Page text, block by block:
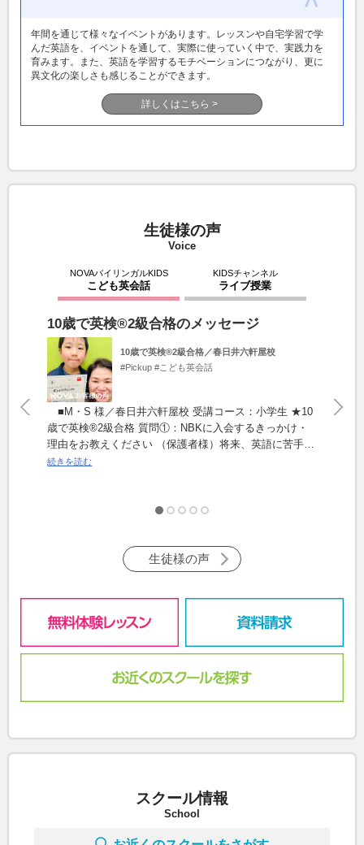
年間を通じて様々なイベントがあります。レッスンや自宅学習で学
んだ英語を、イベントを通して、実際に使っていく中で、実践力を
育みます。また、英語を学習するモチベーションにつながり、更に
異文化の楽しさも感じることができます。
詳しくはこちら >
生徒様の声
Voice
NOVAバイリンガルKIDS
こども英会話
KIDSチャンネル
ライブ授業
10歳で英検®2級合格のメッセージ
10歳で英検®2級合格／春日井六軒屋校
#Pickup #こども英会話
■M・S 様／春日井六軒屋校 受講コース：小学生 ★10
歳で英検®2級合格 質問①：NBKに入会するきっかけ・
理由をお教えください （保護者様）将来、英語に苦手意
識を持たないよう、低学年から英語に触れさせたくて家
ずに褒めて伸ばす」の方針がわが子に合ってそうだと思
様）街中で見かける英文の意味や旅行先の外国人が話す
言葉が理解できるようになっており、本人は勉強の成果
室長が優しく、分かりやすいアドバイスをくれるところ
て取り組んだことをお教えください NOVAで学んだ箇所
は、次週までに必ず復習し、英単語は数ページでも毎晩
必ずチェックすることを徹底。試験1か月前からは、筆
記とリスニングを毎日交互に解くトレーニングに取り組
ちでした？ 飛び上がるくらい嬉しかったです。２次試験
合格の文字が見えたとき、無意識に母と踊っていました
に向けて頑張って欲しいです。（M様）英語を通じて
色々な分野に触れていければいいなと思います！
続きを読む
■豊
ス
質
す
は
生徒様の声
スクール情報
School